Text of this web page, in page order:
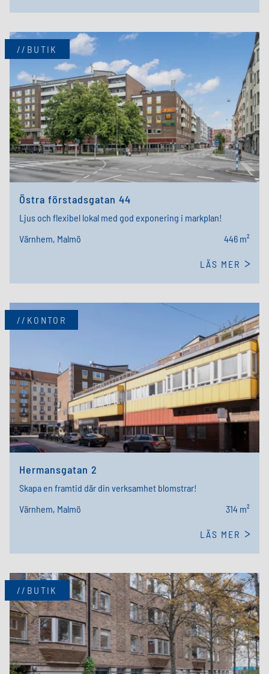
//BUTIK
Östra förstadsgatan 44
Ljus och flexibel lokal med god exponering i markplan!
Värnhem, Malmö
446 m²
LÄS MER
//KONTOR
Hermansgatan 2
Skapa en framtid där din verksamhet blomstrar!
Värnhem, Malmö
314 m²
LÄS MER
//BUTIK